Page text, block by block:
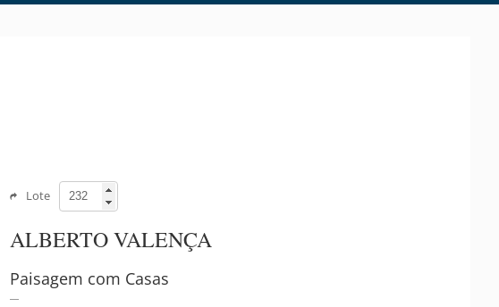
Lote
ALBERTO VALENÇA
Paisagem com Casas